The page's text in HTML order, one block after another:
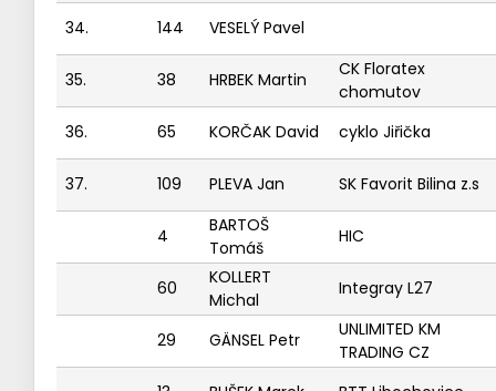
34. 144 VESELÝ Pavel
35. 38 HRBEK Martin
CK Floratex
chomutov
36.
65 KORČAK David cyklo Jiřička
37. 109 PLEVA Jan SK Favorit Bilina z.s
4
BARTOŠ
Tomáš
HIC
60
KOLLERT
Michal
Integray L27
29 GÄNSEL Petr
UNLIMITED KM
TRADING CZ